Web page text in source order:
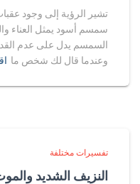
تشير الرؤية إلى وجود
سمسم أسود يمثل العناء
السمسم يدل على عدم
وعندما قال لك شخص ما
تفسيرات مختلفة
النزيف الشديد